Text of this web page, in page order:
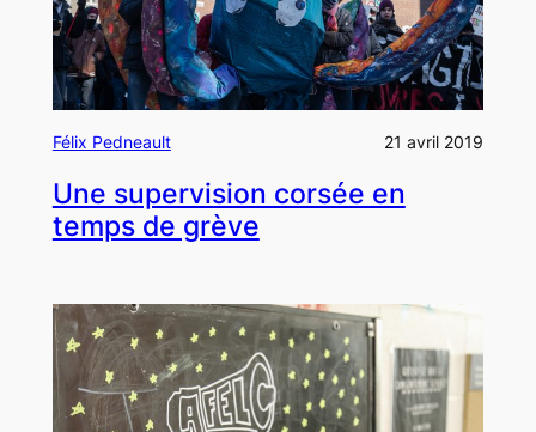
Félix Pedneault 21 avril 2019
Une supervision corsée en
temps de grève